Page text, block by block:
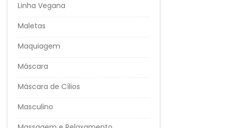
Linha Vegana
Maletas
Maquiagem
Máscara
Máscara de Cílios
Masculino